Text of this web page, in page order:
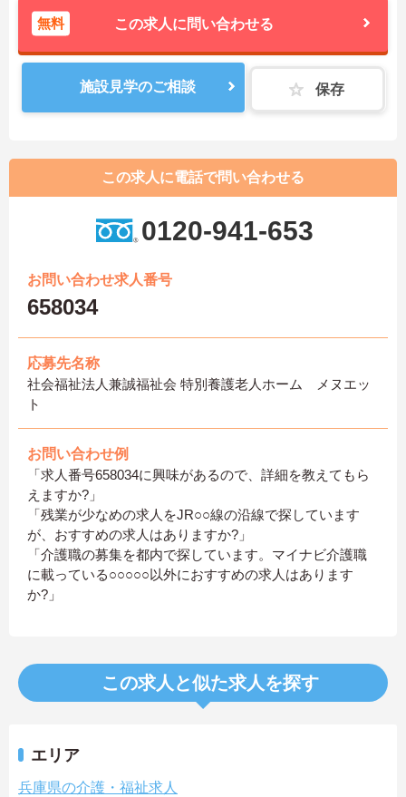
無料 この求人に問い合わせる
施設見学のご相談 保存
この求人に電話で問い合わせる
0120-941-653
お問い合わせ求人番号
658034
応募先名称
社会福祉法人兼誠福祉会 特別養護老人ホーム メヌエッ
ト
お問い合わせ例
「求人番号658034に興味があるので、詳細を教えてもら
えますか?」
「残業が少なめの求人をJR○○線の沿線で探しています
が、おすすめの求人はありますか?」
「介護職の募集を都内で探しています。マイナビ介護職
に載っている○○○○○以外におすすめの求人はあります
か?」
この求人と似た求人を探す
エリア
兵庫県の介護・福祉求人